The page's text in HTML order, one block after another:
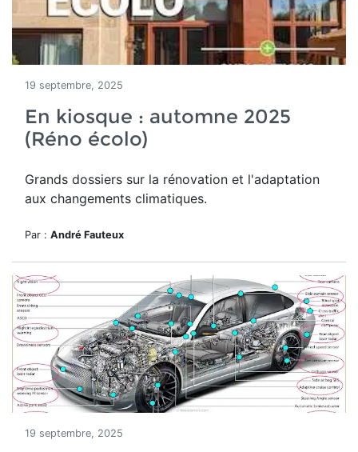
19 septembre, 2025
En kiosque : automne 2025
(Réno écolo)
Grands dossiers sur la rénovation et l'adaptation
aux changements climatiques.
Par : André Fauteux
19 septembre, 2025